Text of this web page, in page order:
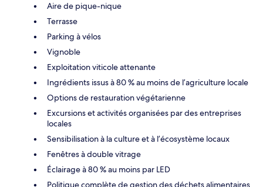
Aire de pique-nique
Terrasse
Parking à vélos
Vignoble
Exploitation viticole attenante
Ingrédients issus à 80 % au moins de l’agriculture locale
Options de restauration végétarienne
Excursions et activités organisées par des entreprises
locales
Sensibilisation à la culture et à l’écosystème locaux
Fenêtres à double vitrage
Éclairage à 80 % au moins par LED
Politique complète de gestion des déchets alimentaires